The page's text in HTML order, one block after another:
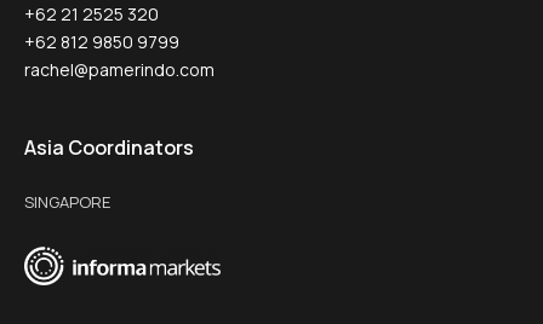
+62 21 2525 320
+62 812 9850 9799
rachel@pamerindo.com
Asia Coordinators
SINGAPORE